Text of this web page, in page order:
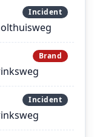
Incident
Brand
Incident